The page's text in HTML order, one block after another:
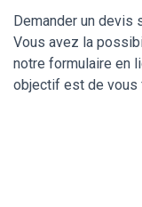
Demander un devis
Vous avez la
notre formulaire en
objectif est de vous